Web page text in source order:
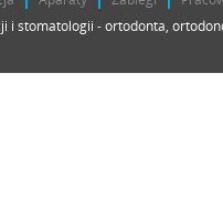
i stomatologii - ortodonta,